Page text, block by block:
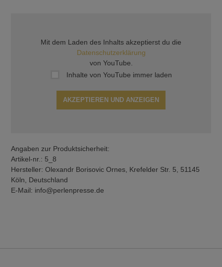
Mit dem Laden des Inhalts akzeptierst du die
Datenschutzerklärung
von YouTube.
Inhalte von YouTube immer laden
AKZEPTIEREN UND ANZEIGEN
Angaben zur Produktsicherheit:
Artikel-nr.: 5_8
Hersteller: Olexandr Borisovic Ornes, Krefelder Str. 5, 51145
Köln, Deutschland
E-Mail: info@perlenpresse.de